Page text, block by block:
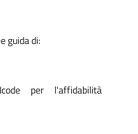
guida di:
per l'affidabilità